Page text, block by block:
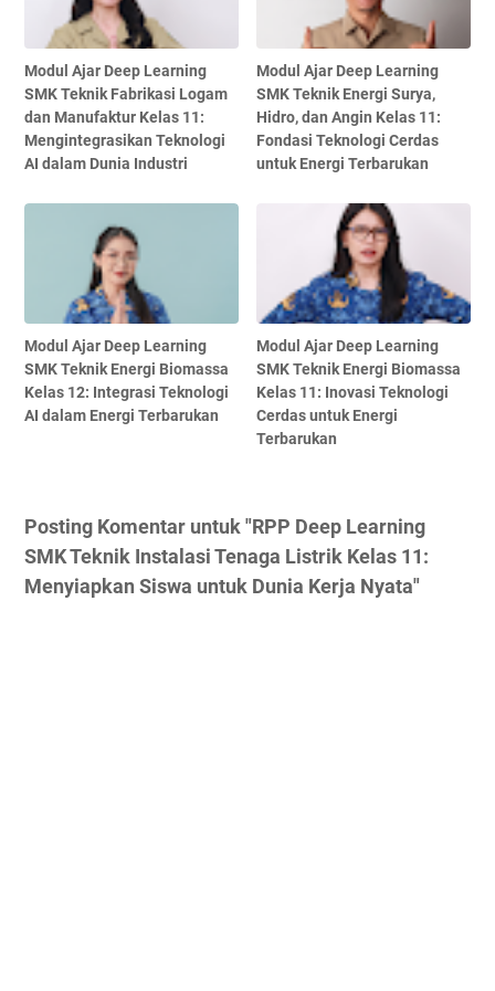
Modul Ajar Deep Learning
SMK Teknik Fabrikasi Logam
dan Manufaktur Kelas 11:
Mengintegrasikan Teknologi
AI dalam Dunia Industri
Modul Ajar Deep Learning
SMK Teknik Energi Surya,
Hidro, dan Angin Kelas 11:
Fondasi Teknologi Cerdas
untuk Energi Terbarukan
Modul Ajar Deep Learning
SMK Teknik Energi Biomassa
Kelas 12: Integrasi Teknologi
AI dalam Energi Terbarukan
Modul Ajar Deep Learning
SMK Teknik Energi Biomassa
Kelas 11: Inovasi Teknologi
Cerdas untuk Energi
Terbarukan
Posting Komentar untuk "RPP Deep Learning
SMK Teknik Instalasi Tenaga Listrik Kelas 11:
Menyiapkan Siswa untuk Dunia Kerja Nyata"